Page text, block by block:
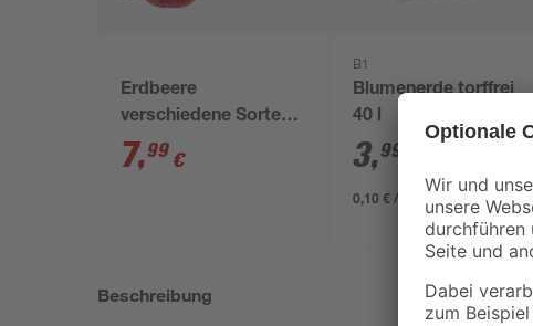
Erdbeere
verschiedene Sorten
10er-Tray
7,99 €
B1
Blumenerde torffrei
40 l
3,99
0,10 € / Liter
Beschreibung